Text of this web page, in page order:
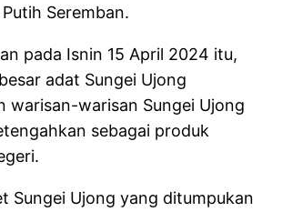
Seremban.
pada Isnin 15 April 2024 itu,
adat Sungei Ujong
warisan-warisan Sungei Ujong
sebagai produk
Sungei Ujong yang ditumpukan